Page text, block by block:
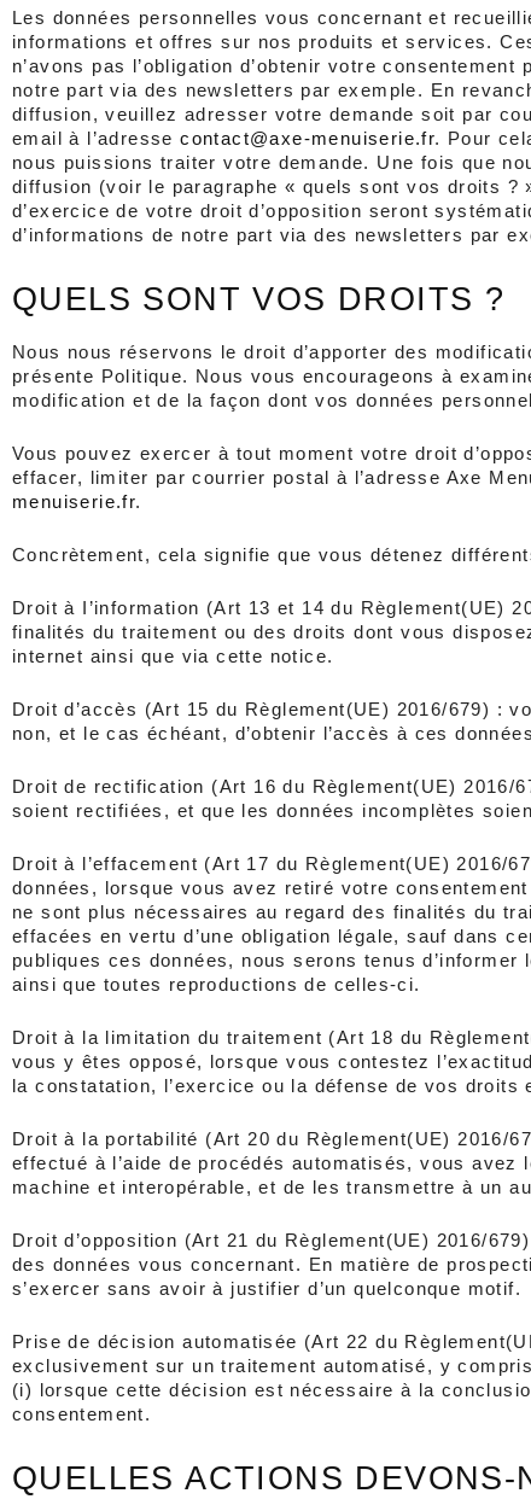
Les données personnelles vous concernant et
informations et offres sur nos produits et services.
n’avons pas l’obligation d’obtenir votre
notre part via des newsletters par exemple. En
diffusion, veuillez adresser votre demande soit par
email à l’adresse contact@axe-menuiserie.fr. Pour
nous puissions traiter votre demande. Une fois que
diffusion (voir le paragraphe « quels sont vos droits ?
d’exercice de votre droit d’opposition seront
d’informations de notre part via des newsletters par
QUELS SONT VOS DROITS ?
Nous nous réservons le droit d’apporter des
présente Politique. Nous vous encourageons à
modification et de la façon dont vos données
Vous pouvez exercer à tout moment votre droit
effacer, limiter par courrier postal à l’adresse Axe
menuiserie.fr.
Concrètement, cela signifie que vous détenez
Droit à I’information (Art 13 et 14 du Règlement(UE)
finalités du traitement ou des droits dont vous
internet ainsi que via cette notice.
Droit d’accès (Art 15 du Règlement(UE) 2016/679) :
non, et le cas échéant, d’obtenir l’accès à ces
Droit de rectification (Art 16 du Règlement(UE) 2016/
soient rectifiées, et que les données incomplètes
Droit à l’effacement (Art 17 du Règlement(UE) 2016/
données, lorsque vous avez retiré votre
ne sont plus nécessaires au regard des finalités du
effacées en vertu d’une obligation légale, sauf dans
publiques ces données, nous serons tenus
ainsi que toutes reproductions de celles-ci.
Droit à la limitation du traitement (Art 18 du
vous y êtes opposé, lorsque vous contestez
la constatation, l’exercice ou la défense de vos droits
Droit à la portabilité (Art 20 du Règlement(UE) 2016/
effectué à l’aide de procédés automatisés, vous
machine et interopérable, et de les transmettre à un
Droit d’opposition (Art 21 du Règlement(UE) 2016/
des données vous concernant. En matière de
s’exercer sans avoir à justifier d’un quelconque motif.
Prise de décision automatisée (Art 22 du
exclusivement sur un traitement automatisé, y
(i) lorsque cette décision est nécessaire à la
consentement.
QUELLES ACTIONS